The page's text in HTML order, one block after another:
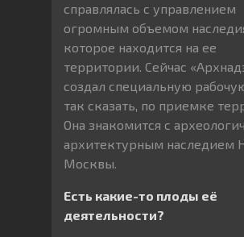
справлялась с управлением
огромным объемом
которое находится на ее
территории. Сейчас
создал специальную
так сказать, по приемке
Она знакомится с
архитектурным наследием
Москвы.
Есть какие-то плоды её
деятельности?